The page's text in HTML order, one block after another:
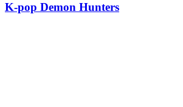
K-pop Demon Hunters